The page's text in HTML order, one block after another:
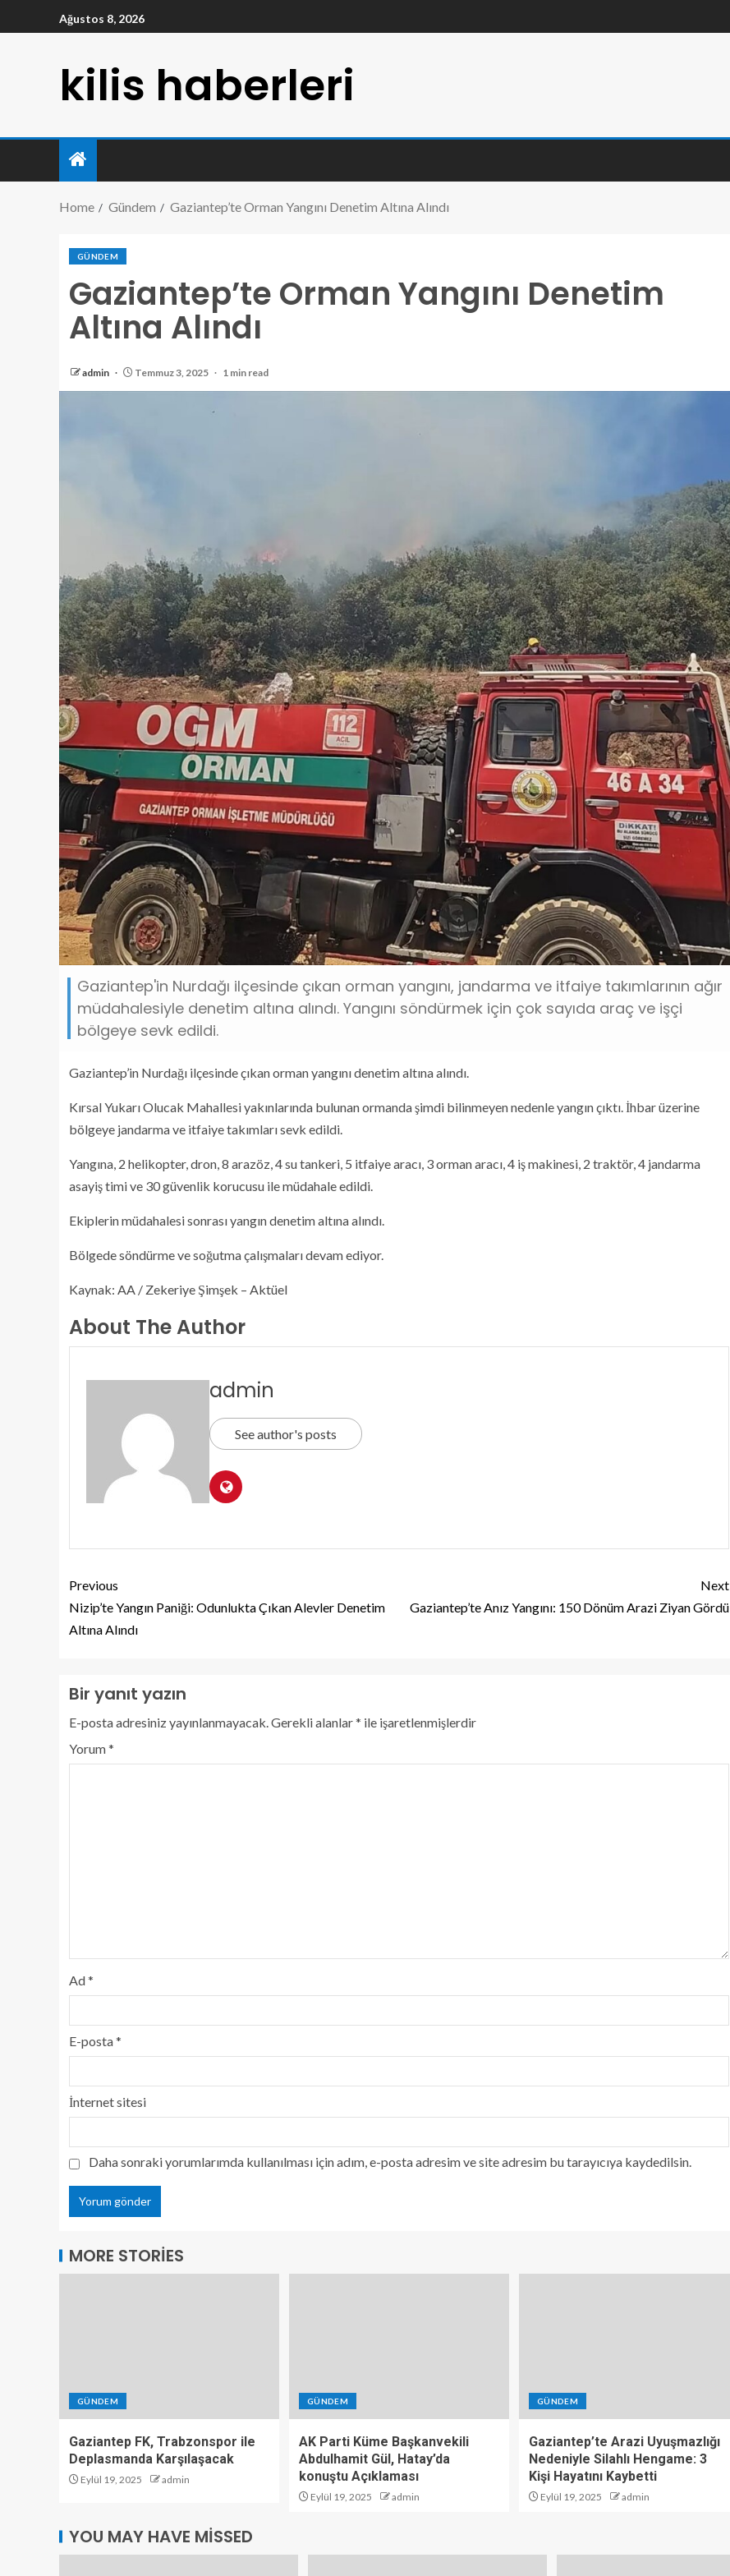
Ağustos 8, 2026
kilis haberleri
Home Gündem Gaziantep’te Orman Yangını Denetim Altına Alındı
GÜNDEM
Gaziantep’te Orman Yangını Denetim
Altına Alındı
admin Temmuz 3, 2025 1 min read
Gaziantep'in Nurdağı ilçesinde çıkan orman yangını, jandarma ve itfaiye takımlarının ağır
müdahalesiyle denetim altına alındı. Yangını söndürmek için çok sayıda araç ve işçi
bölgeye sevk edildi.
Gaziantep’in Nurdağı ilçesinde çıkan orman yangını denetim altına alındı.
Kırsal Yukarı Olucak Mahallesi yakınlarında bulunan ormanda şimdi bilinmeyen nedenle yangın çıktı. İhbar üzerine
bölgeye jandarma ve itfaiye takımları sevk edildi.
Yangına, 2 helikopter, dron, 8 arazöz, 4 su tankeri, 5 itfaiye aracı, 3 orman aracı, 4 iş makinesi, 2 traktör, 4 jandarma
asayiş timi ve 30 güvenlik korucusu ile müdahale edildi.
Ekiplerin müdahalesi sonrası yangın denetim altına alındı.
Bölgede söndürme ve soğutma çalışmaları devam ediyor.
Kaynak: AA / Zekeriye Şimşek – Aktüel
About The Author
admin
See author's posts
Previous
Nizip’te Yangın Paniği: Odunlukta Çıkan Alevler Denetim
Altına Alındı
Next
Gaziantep’te Anız Yangını: 150 Dönüm Arazi Ziyan Gördü
Bir yanıt yazın
E-posta adresiniz yayınlanmayacak.Gerekli alanlar* ile işaretlenmişlerdir
Yorum*
Ad*
E-posta*
İnternet sitesi
Daha sonraki yorumlarımda kullanılması için adım, e-posta adresim ve site adresim bu tarayıcıya kaydedilsin.
MORE STORIES
GÜNDEM
Gaziantep FK, Trabzonspor ile
Deplasmanda Karşılaşacak
Eylül 19, 2025 admin
GÜNDEM
AK Parti Küme Başkanvekili
Abdulhamit Gül, Hatay’da
konuştu Açıklaması
Eylül 19, 2025 admin
GÜNDEM
Gaziantep’te Arazi Uyuşmazlığı
Nedeniyle Silahlı Hengame: 3
Kişi Hayatını Kaybetti
Eylül 19, 2025 admin
YOU MAY HAVE MISSED